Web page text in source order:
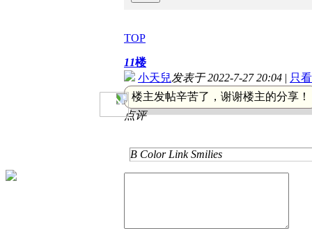
TOP
11楼
小天兒发表于 2022-7-27 20:04 | 只
楼主发帖辛苦了，谢谢楼主的分享！
点评
B Color Link Smilies